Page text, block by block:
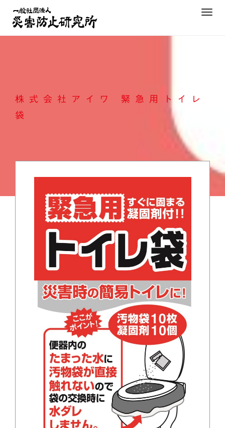
content
T
t
n
株式会社アイワ 緊急用トイレ
袋